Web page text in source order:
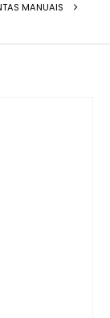
MANUAIS